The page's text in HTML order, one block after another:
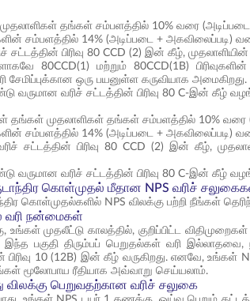
தங்கள் சம்பளத்தில் 10% வரை
சம்பளத்தில் 14% (அடிப்படை + அகவிலைப்படி)
பிரிவு 80 CCD (2) இன் கீழ், முதலாளியின்
80CCD(1) மற்றும் 80CCD(1B)
சேமிப்புக்கான ஒரு பயனுள்ள கருவியாக அமைகிறது.
வரிச் சட்டத்தின் பிரிவு 80 C-இன் கீழ்
தங்கள் முதலாளிகள் தங்கள் சம்பளத்தில் 10% வரை
சம்பளத்தில் 14% (அடிப்படை + அகவிலைப்படி)
சட்டத்தின் பிரிவு 80 CCD (2) இன் கீழ்,
வரிச் சட்டத்தின் பிரிவு 80 C-இன் கீழ்
கொள்முதல் மீதான NPS வரிச்
கொள்முதல்களில் NPS விலக்கு பற்றி நீங்கள்
வரி நன்மைகள்
முதலீட்டு காலத்தில், குறிப்பிட்ட
பகுதி திரும்பப் பெறுதல்கள் வரி
10 (12B) இன் கீழ் வருகிறது. எனவே, உங்கள்
மூலோபாய ரீதியாக அவ்வாறு செய்யலாம்.
விலக்கு பெறுவதற்கான வரிச் சலுகை